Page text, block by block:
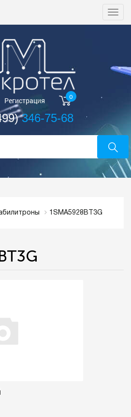
Регистрация 0
346-75-68
1SMA5928BT3G